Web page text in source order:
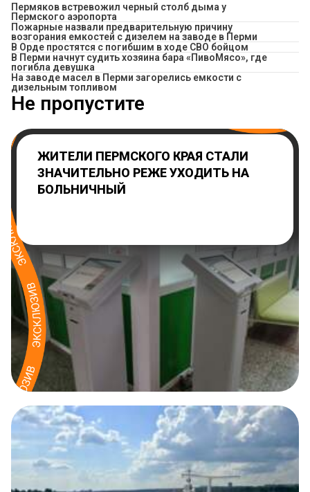
Пермяков встревожил черный столб дыма у
Пермского аэропорта
Пожарные назвали предварительную причину
возгорания емкостей с дизелем на заводе в Перми
В Орде простятся с погибшим в ходе СВО бойцом
​В Перми начнут судить хозяина бара «ПивоМясо», где
погибла девушка
На заводе масел в Перми загорелись емкости с
дизельным топливом
Не пропустите
ЖИТЕЛИ ПЕРМСКОГО КРАЯ СТАЛИ
ЗНАЧИТЕЛЬНО РЕЖЕ УХОДИТЬ НА
БОЛЬНИЧНЫЙ